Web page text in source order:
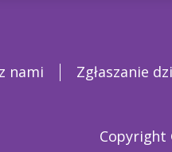
nami Zgłaszanie
Copyright